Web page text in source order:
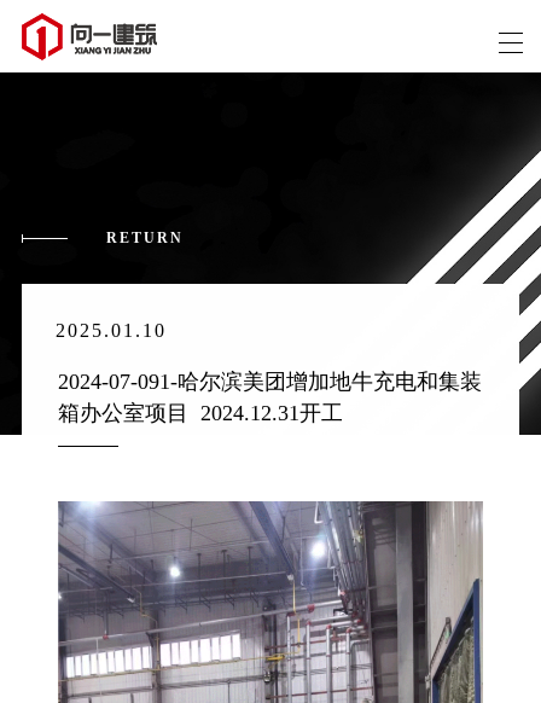
RETURN
2025.01.10
2024-07-091-哈尔滨美团增加地牛充电和集装
箱办公室项目  2024.12.31开工